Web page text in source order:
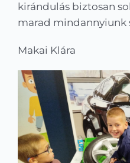
kirándulás biztosan
marad mindannyiunk
Makai Klára